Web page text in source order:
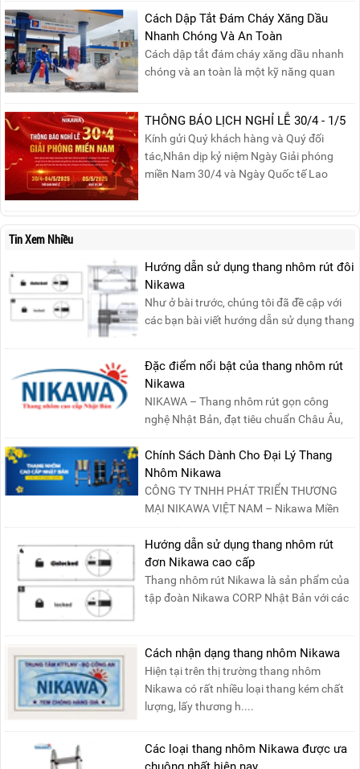
Khởi nguồn từ sự ra đời của Hội Phụ nữ
phản đế Việt Nam vào năm 1930, ngày
này không chỉ ghi nhận vai trò quan trọng
của phụ nữ ...
Cách Dập Tắt Đám Cháy Xăng Dầu
Nhanh Chóng Và An Toàn
Cách dập tắt đám cháy xăng dầu nhanh
chóng và an toàn là một kỹ năng quan
cháy xăng dầu rất dễ lan rộng và gây thiệt
hại nghiêm trọng nếu không được xử lý kịp
thời. Vì vậy, việc hiểu rõ các phương pháp
dập tắt...
THÔNG BÁO LỊCH NGHỈ LỄ 30/4 - 1/5
Kính gửi Quý khách hàng và Quý đối
tác,Nhân dịp kỷ niệm Ngày Giải phóng
miền Nam 30/4 và Ngày Quốc tế Lao
báo lịch nghỉ lễ như sau:Thời gian nghỉ: Từ
Thứ Ba, ngày 29/04/2025 đến hết Chủ
Tin Xem Nhiều
Hướng dẫn sử dụng thang nhôm rút đôi
Nikawa
Như ở bài trước, chúng tôi đã đề cập với
các bạn bài viết hướng dẫn sử dụng thang
Đặc điểm nổi bật của thang nhôm rút
Nikawa
NIKAWA – Thang nhôm rút gọn công
nghệ Nhật Bản, đạt tiêu chuẩn Châu Âu,
đảm bảo sự an toàn tuy....
Chính Sách Dành Cho Đại Lý Thang
Nhôm Nikawa
CÔNG TY TNHH PHÁT TRIỂN THƯƠNG
MẠI NIKAWA VIỆT NAM – Nikawa Miền
Bắc: Số 19, Đường Trung ....
Hướng dẫn sử dụng thang nhôm rút
đơn Nikawa cao cấp
Thang nhôm rút Nikawa là sản phẩm của
tập đoàn Nikawa CORP Nhật Bản với các
Cách nhận dạng thang nhôm Nikawa
Hiện tại trên thị trường thang nhôm
Nikawa có rất nhiều loại thang kém chất
lượng, lấy thương h....
Các loại thang nhôm Nikawa được ưa